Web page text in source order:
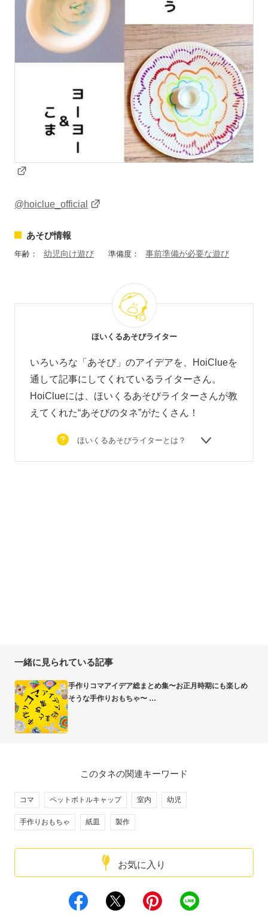
@hoiclue_official
あそび情報
年齢： 幼児向け遊び 準備度： 事前準備が必要な遊び
ほいくるあそびライター
いろいろな「あそび」のアイデアを、HoiClueを
通して記事にしてくれているライターさん。
HoiClueには、ほいくるあそびライターさんが教
えてくれた“あそびのタネ”がたくさん！
ほいくるあそびライターとは？
一緒に見られている記事
手作りコマアイデア総まとめ集〜お正月時期にも楽しめ
そうな手作りおもちゃ〜
お気に入り
このタネの関連キーワード
コマ ペットボトルキャップ 室内 幼児
手作りおもちゃ 紙皿 製作